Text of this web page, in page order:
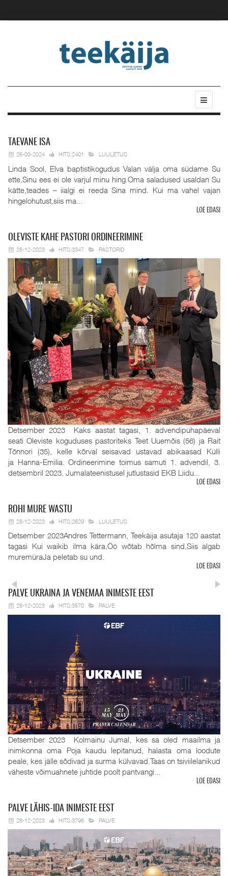
TAEVANE ISA
26-03-2024 HITS:2401 LUULETUS
Linda Sool, Elva baptistikogudus Valan välja oma südame Su
ette,Sinu ees ei ole varjul minu hing.Oma saladused usaldan Su
kätte,teades – iialgi ei reeda Sina mind. Kui ma vahel vajan
hingelohutust,siis ma...
LOE EDASI
OLEVISTE KAHE PASTORI ORDINEERIMINE
28-12-2023 HITS:3347 PASTORID
Detsember 2023 Kaks aastat tagasi, 1. advendipühapäeval
seati Oleviste koguduses pastoriteks Teet Uuemõis (56) ja Rait
Tõnnori (35), kelle kõrval seisavad ustavad abikaasad Külli
ja Hanna-Emilia. Ordineerimine toimus samuti 1. advendil, 3.
detsembril 2023. Jumalateenistusel jutlustasid EKB Liidu...
LOE EDASI
ROHI MURE WASTU
28-12-2023 HITS:2629 LUULETUS
Detsember 2023Andres Tettermann, Teekäija asutaja 120 aastat
tagasi Kui waikib ilma kära,Öö wõtab hõlma sind,Siis algab
muremüraJa peletab su und.
LOE EDASI
PALVE UKRAINA JA VENEMAA INIMESTE EEST
28-12-2023 HITS:3570 PALVE
Detsember 2023 Kolmainu Jumal, kes sa oled maailma ja
inimkonna oma Poja kaudu lepitanud, halasta oma loodute
peale, kes jälle sõdivad ja surma külvavad.Taas on tsiviilelanikud
väheste võimuahnete juhtide poolt pantvangi...
LOE EDASI
PALVE LÄHIS-IDA INIMESTE EEST
28-12-2023 HITS:3796 PALVE